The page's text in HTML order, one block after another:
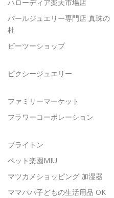
ハローディア楽天市場店
パールジュエリー専門店 真珠の
杜
ビーツーショップ
ピクシージュエリー
ファミリーマーケット
フラワーコーポレーション
ブライトン
ペット楽園MIU
マツカメショッピング 加湿器
ママパパ子どもの生活用品 OK